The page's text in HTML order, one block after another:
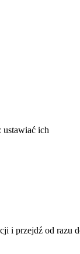
ustawiać ich
i przejdź od razu